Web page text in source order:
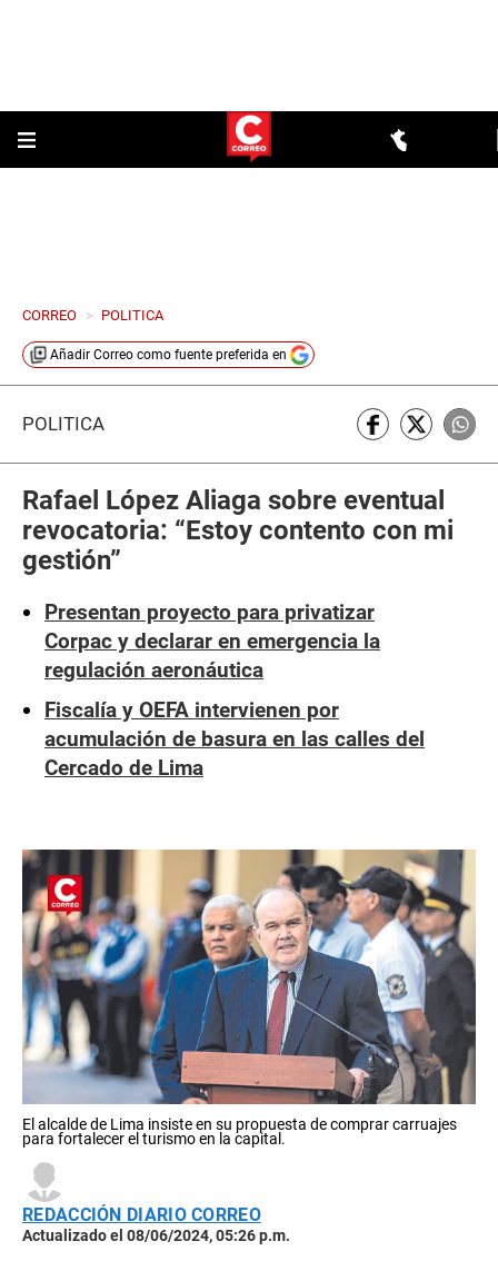
CORREO > POLITICA
Añadir Correo como fuente preferida en
POLÍTICA
Rafael López Aliaga sobre eventual
revocatoria: “Estoy contento con mi
gestión”
Presentan proyecto para privatizar
Corpac y declarar en emergencia la
regulación aeronáutica
Fiscalía y OEFA intervienen por
acumulación de basura en las calles del
Cercado de Lima
El alcalde de Lima insiste en su propuesta de comprar carruajes
para fortalecer el turismo en la capital.
REDACCIÓN DIARIO CORREO
Actualizado el 08/06/2024, 05:26 p.m.